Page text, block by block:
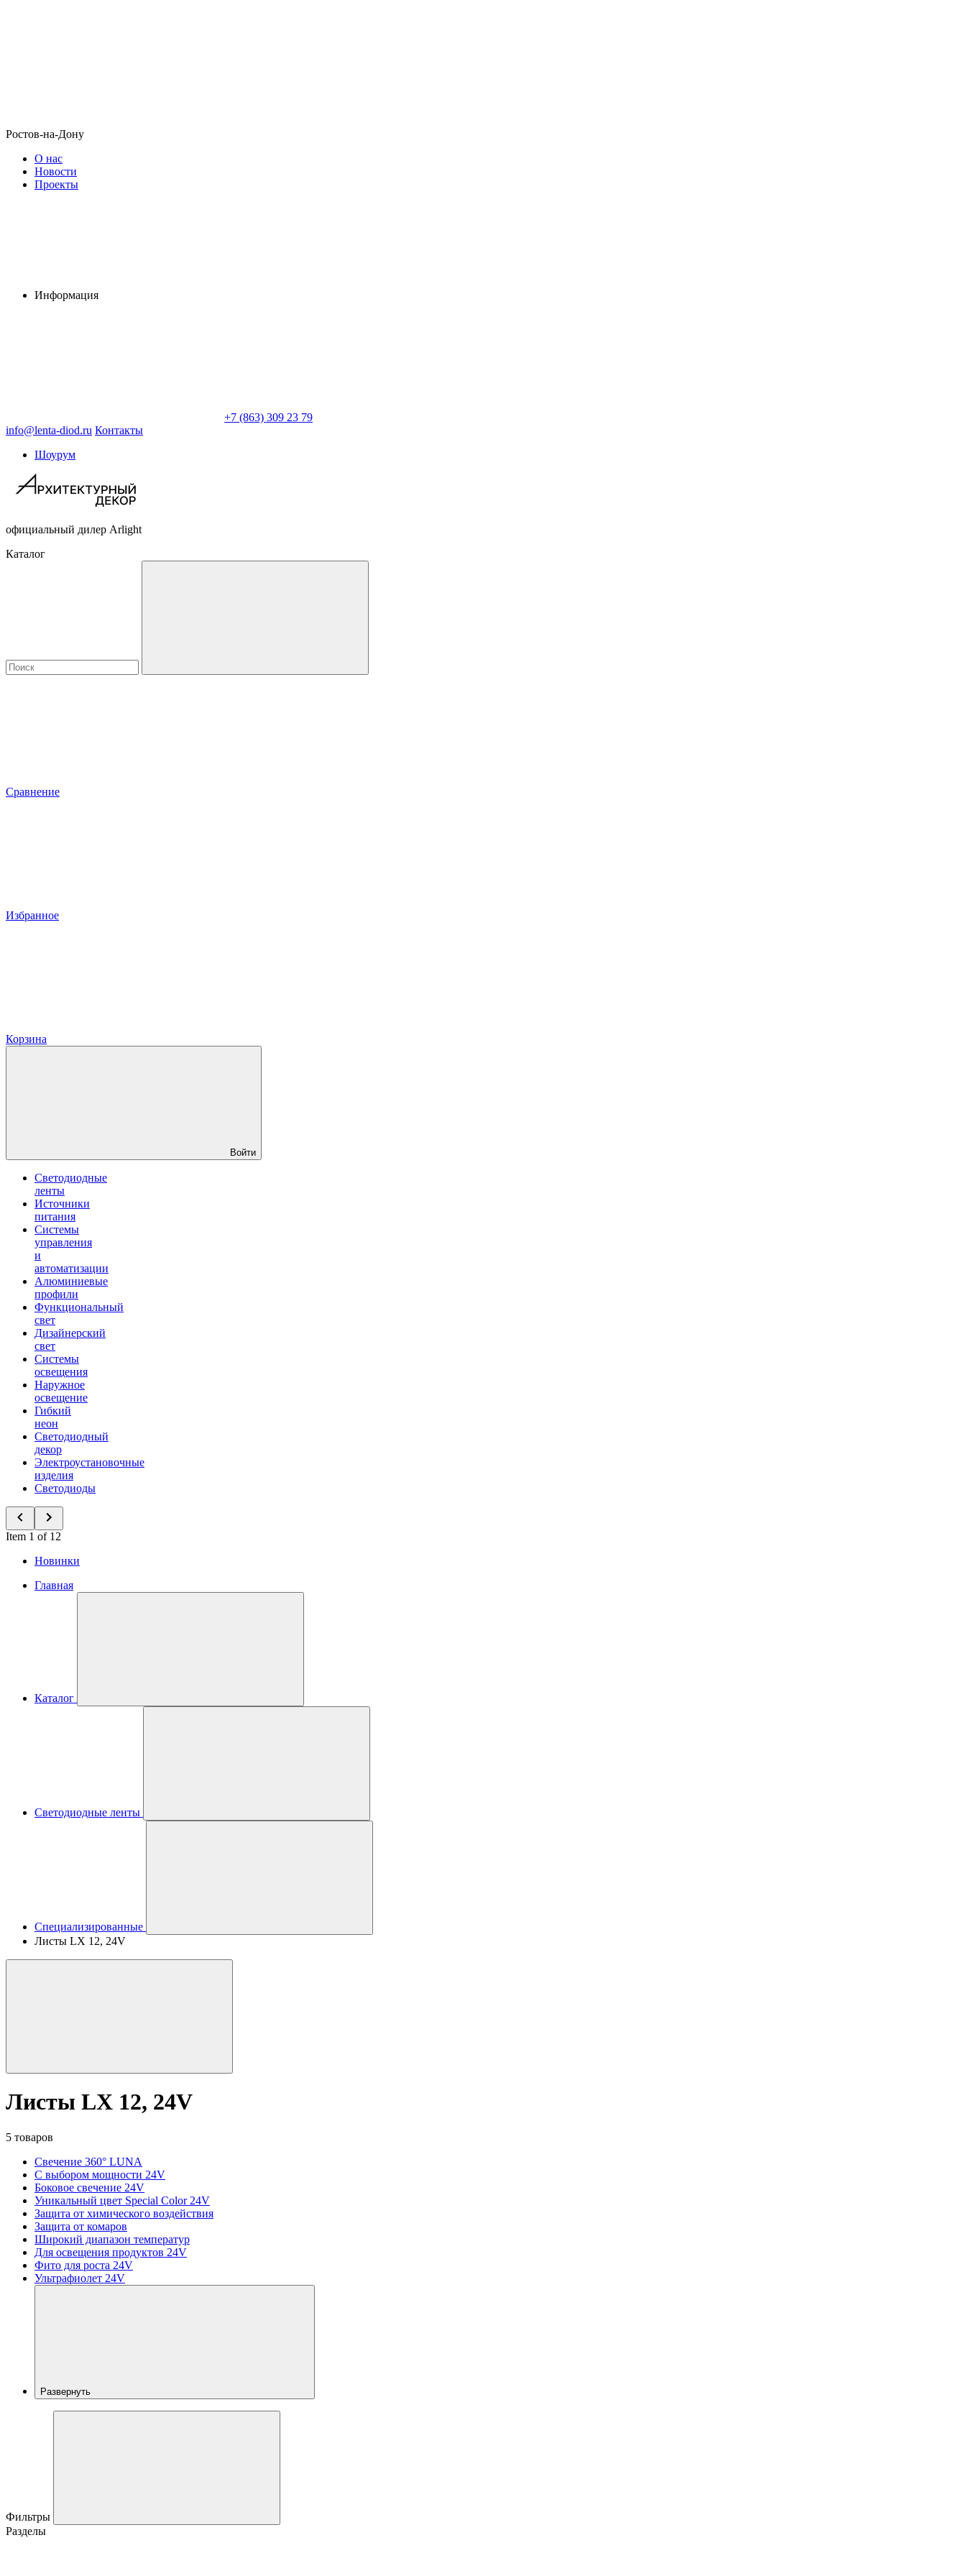
Ростов-на-Дону
О нас
Новости
Проекты
Информация
+7 (863) 309 23 79
info@lenta-diod.ru Контакты
Шоурум
официальный дилер Arlight
Каталог
Сравнение
Избранное
Корзина
Войти
Светодиодные
ленты
Источники
питания
Системы
управления
и
автоматизации
Алюминиевые
профили
Функциональный
свет
Дизайнерский
свет
Системы
освещения
Наружное
освещение
Гибкий
неон
Светодиодный
декор
Электроустановочные
изделия
Светодиоды
Item 1 of 12
Новинки
Главная
Каталог
Светодиодные ленты
Специализированные
Листы LX 12, 24V
Листы LX 12, 24V
5 товаров
Свечение 360° LUNA
С выбором мощности 24V
Боковое свечение 24V
Уникальный цвет Special Color 24V
Защита от химического воздействия
Защита от комаров
Широкий диапазон температур
Для освещения продуктов 24V
Фито для роста 24V
Ультрафиолет 24V
Развернуть
Фильтры
Разделы